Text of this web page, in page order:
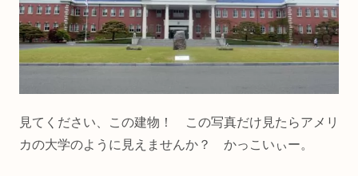
見てください、この建物！ この写真だけ見たらアメリ
カの大学のように見えませんか？ かっこいぃー。